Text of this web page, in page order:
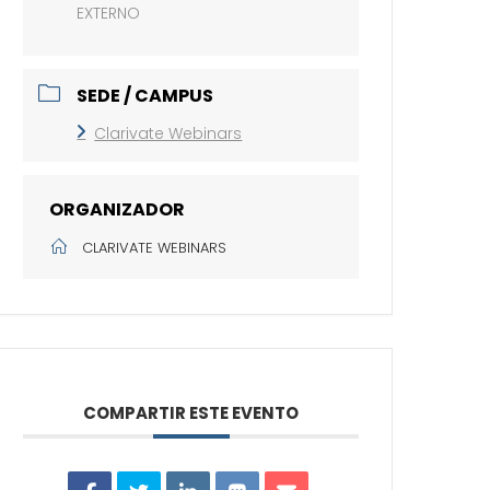
EXTERNO
SEDE / CAMPUS
Clarivate Webinars
ORGANIZADOR
CLARIVATE WEBINARS
COMPARTIR ESTE EVENTO